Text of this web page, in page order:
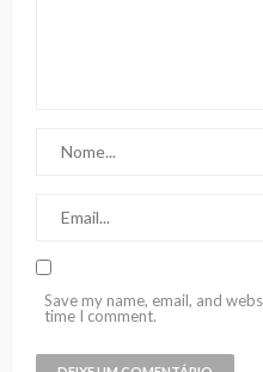
Save my name, email, and
time I comment.